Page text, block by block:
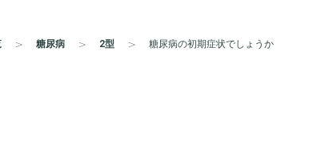
糖尿病 2型 糖尿病の初期症状でしょうか